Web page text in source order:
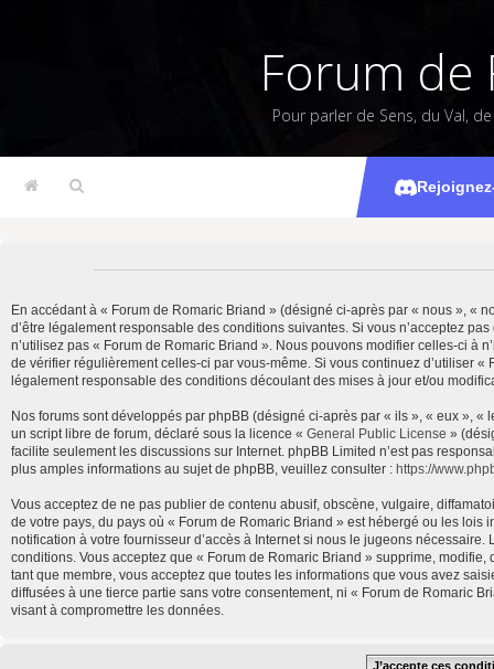
Forum de
Pour parler de Sens, du Val,
En accédant à « Forum de Romaric Briand » (désigné ci-après par « nous », «
d’être légalement responsable des conditions suivantes. Si vous n’acceptez
n’utilisez pas « Forum de Romaric Briand ». Nous pouvons modifier celles-ci à
de vérifier régulièrement celles-ci par vous-même. Si vous continuez d’utiliser
légalement responsable des conditions découlant des mises à jour et/ou
Nos forums sont développés par phpBB (désigné ci-après par « ils », « eux »,
un script libre de forum, déclaré sous la licence « General Public License »
facilite seulement les discussions sur Internet. phpBB Limited n’est pas
plus amples informations au sujet de phpBB, veuillez consulter : https://
Vous acceptez de ne pas publier de contenu abusif, obscène, vulgaire,
de votre pays, du pays où « Forum de Romaric Briand » est hébergé ou les
notification à votre fournisseur d’accès à Internet si nous le jugeons
conditions. Vous acceptez que « Forum de Romaric Briand » supprime,
tant que membre, vous acceptez que toutes les informations que vous avez
diffusées à une tierce partie sans votre consentement, ni « Forum de Romaric
visant à compromettre les données.